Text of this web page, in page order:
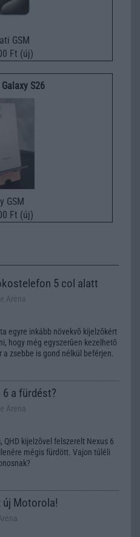
GSM
Ft (új)
S26
GSM
Ft (új)
5 col alatt
Arena
egyre inkább növekvõ kijelzõkért
hogy még egyszerûen kezelhetõ
zsebbe is gond nélkül beférjen.
6 a fürdést?
Arena
QHD kijelzõvel felszerelt Nexus 6
mégis fürdött. Vajon túléli
új Motorola!